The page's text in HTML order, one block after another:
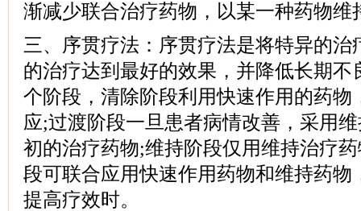
渐减少联合治疗药物，以某一种药物维
三、序贯疗法：序贯疗法是将特异的治
的治疗达到最好的效果，并降低长期不
个阶段，清除阶段利用快速作用的药物
应;过渡阶段一旦患者病情改善，采用
初的治疗药物;维持阶段仅用维持治疗
段可联合应用快速作用药物和维持药物
提高疗效时。